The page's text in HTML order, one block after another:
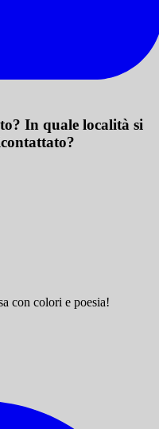
In quale località si
con colori e poesia!